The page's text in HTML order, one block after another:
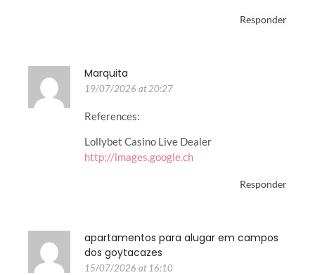
Responder
Marquita
19/07/2026 at 20:27
References:
Lollybet Casino Live Dealer
http://images.google.ch
Responder
apartamentos para alugar em campos
dos goytacazes
15/07/2026 at 16:10